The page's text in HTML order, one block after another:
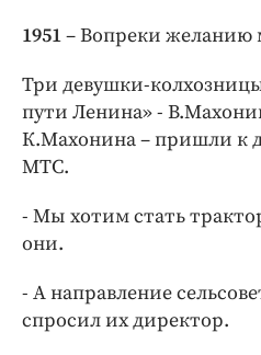
1951– Вопреки желанию
Три девушки-
пути Ленина» -
К.Махонина – пришли к
МТС.
- Мы хотим стать
они.
- А направление
спросил их директор.